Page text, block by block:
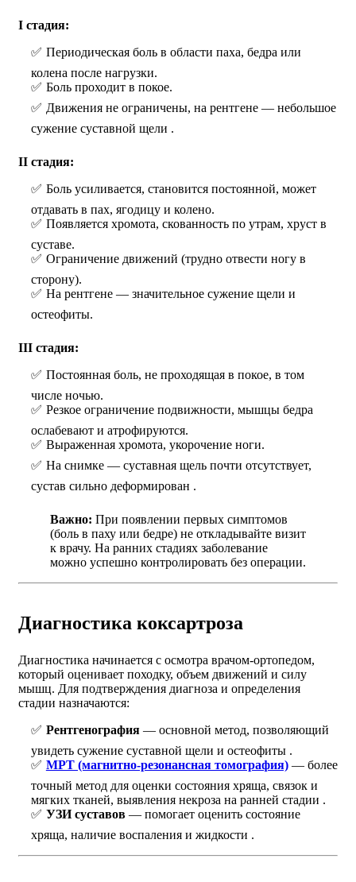
I стадия:
Периодическая боль в области паха, бедра или
колена после нагрузки.
Боль проходит в покое.
Движения не ограничены, на рентгене — небольшое
сужение суставной щели .
II стадия:
Боль усиливается, становится постоянной, может
отдавать в пах, ягодицу и колено.
Появляется хромота, скованность по утрам, хруст в
суставе.
Ограничение движений (трудно отвести ногу в
сторону).
На рентгене — значительное сужение щели и
остеофиты.
III стадия:
Постоянная боль, не проходящая в покое, в том
числе ночью.
Резкое ограничение подвижности, мышцы бедра
ослабевают и атрофируются.
Выраженная хромота, укорочение ноги.
На снимке — суставная щель почти отсутствует,
сустав сильно деформирован .
Важно: При появлении первых симптомов
(боль в паху или бедре) не откладывайте визит
к врачу. На ранних стадиях заболевание
можно успешно контролировать без операции.
Диагностика коксартроза
Диагностика начинается с осмотра врачом-ортопедом,
который оценивает походку, объем движений и силу
мышц. Для подтверждения диагноза и определения
стадии назначаются:
Рентгенография— основной метод, позволяющий
увидеть сужение суставной щели и остеофиты .
МРТ (магнитно-резонансная томография)— более
точный метод для оценки состояния хряща, связок и
мягких тканей, выявления некроза на ранней стадии .
УЗИ суставов— помогает оценить состояние
хряща, наличие воспаления и жидкости .